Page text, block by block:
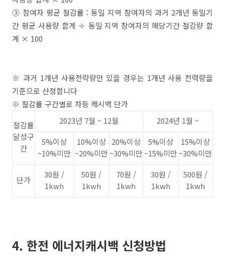
③ 참여자 평균 절감률 : 동일 지역 참여자의 과거 2개년 동일기
간 평균 사용량 합계 ÷ 동일 지역 참여자의 해당기간 절감량 합
계 × 100
※ 과거 1개년 사용전략량만 있을 경우는 1개년 사용 전력량을
기준으로 산정합니다
※ 절감률 구간별로 차등 캐시백 단가
절감률
달성구
간
2023년 7월 ~ 12월
2024년 1월 ~
5%이상
~10%미만
10%이상
~20%미만
20%이상
~30%미만
5%이상
~15%미만
15%이상
~30%미만
단가
30원 /
1kwh
50원 /
1kwh
70원 /
1kwh
30원 /
1kwh
500원 /
1kwh
4. 한전 에너지캐시백 신청방법